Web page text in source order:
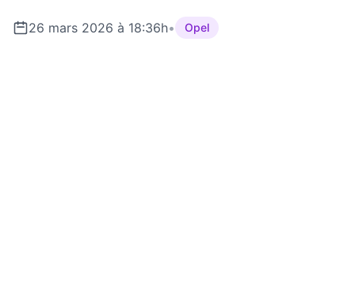
26 mars 2026 à 18:36h• Opel